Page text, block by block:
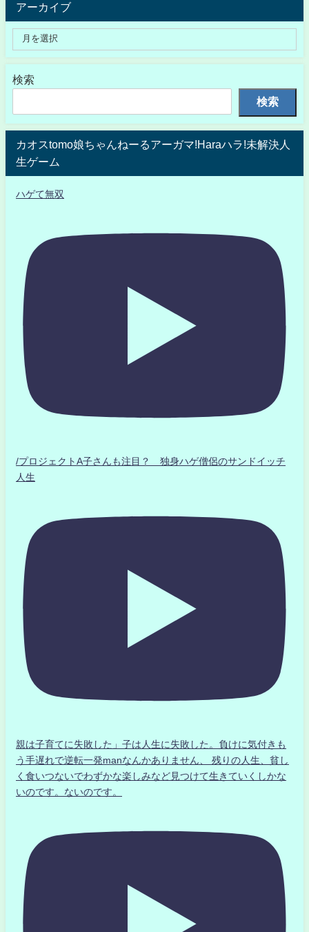
アーカイブ
検索
検索
カオスtomo娘ちゃんねーるアーガマ!Haraハラ!未解決人
生ゲーム
ハゲて無双
/プロジェクトA子さんも注目？ 独身ハゲ僧侶のサンドイッチ
人生
親は子育てに失敗した」子は人生に失敗した。負けに気付きも
う手遅れで逆転一発manなんかありません、 残りの人生、貧し
く食いつないでわずかな楽しみなど見つけて生きていくしかな
いのです。ないのです。